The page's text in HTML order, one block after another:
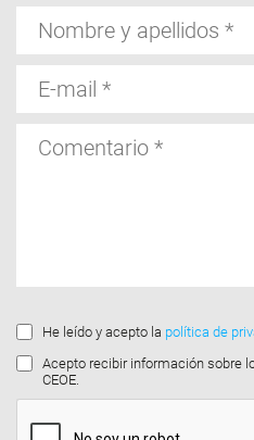
apellidos
mail
He leído y acepto la política de
Acepto recibir información sobre
CEOE.